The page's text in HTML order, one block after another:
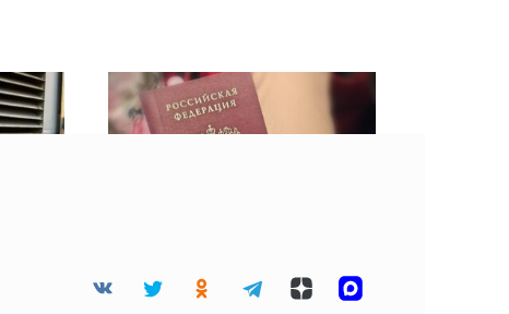
Смена фамилии в
Смоленске: сколько